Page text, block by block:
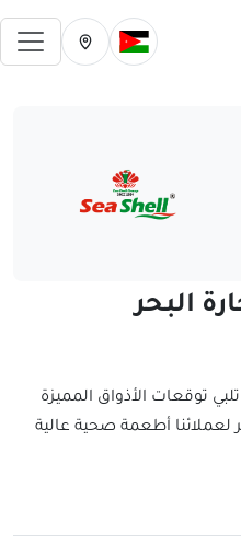
تغيير الدولة الحالية
تغيير المدينة
البحر
توقعات الأذواق المميزة
أطعمة صحية عالية